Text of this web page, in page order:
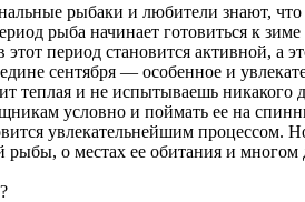
рыбаки и любители знают,
рыба начинает готовиться к
этот период становится активной, а
сентября — особенное и
теплая и не испытываешь никакого
условно и поймать ее на
увлекательнейшим процессом.
рыбы, о местах ее обитания и многом